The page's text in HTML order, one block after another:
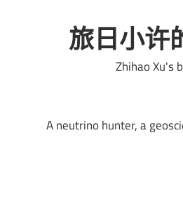
旅日小许
Zhihao Xu's
A neutrino hunter, a